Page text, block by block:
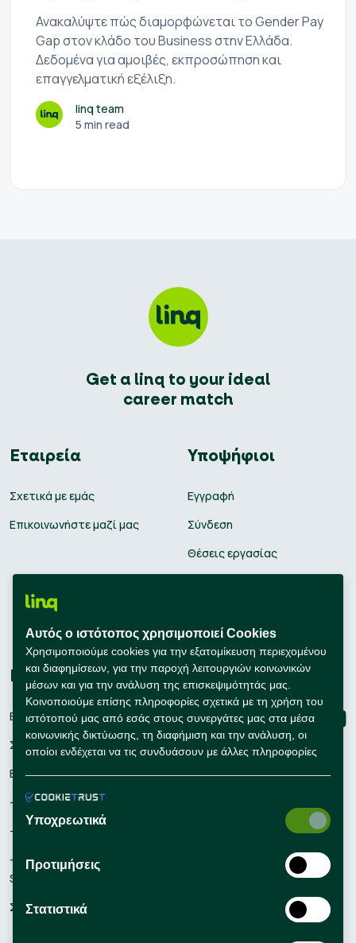
Ανακαλύψτε πώς διαμορφώνεται το Gender Pay
Gap στον κλάδο του Business στην Ελλάδα.
Δεδομένα για αμοιβές, εκπροσώπηση και
επαγγελματική εξέλιξη.
linq team
5 min read
Get a linq to your ideal
career match
Εταιρεία
Σχετικά με εμάς
Επικοινωνήστε μαζί μας
Υποψήφιοι
Εγγραφή
Σύνδεση
Θέσεις εργασίας
Συμβουλές Καριέρας
Εταιρείες
Εγγραφή
Σύνδεση
Εργαλεία Προσλήψεων
– Self Service Hiring Solutions
– Talent Hiring Solutions
– Employer Branding
Solutions
Συμβουλές Προσλήψεων
Connect with us
Αυτός ο ιστότοπος χρησιμοποιεί Cookies
Χρησιμοποιούμε cookies για την εξατομίκευση περιεχομένου
και διαφημίσεων, για την παροχή λειτουργιών κοινωνικών
μέσων και για την ανάλυση της επισκεψιμότητάς μας.
Κοινοποιούμε επίσης πληροφορίες σχετικά με τη χρήση του
ιστότοπού μας από εσάς στους συνεργάτες μας στα μέσα
κοινωνικής δικτύωσης, τη διαφήμιση και την ανάλυση, οι
οποίοι ενδέχεται να τις συνδυάσουν με άλλες πληροφορίες
Υποχρεωτικά
Προτιμήσεις
Στατιστικά